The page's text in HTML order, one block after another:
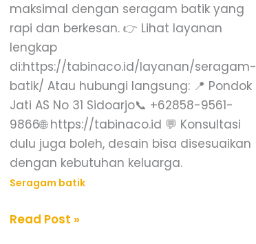
maksimal dengan seragam batik yang
rapi dan berkesan. 👉 Lihat layanan
lengkap
di:https://tabinaco.id/layanan/seragam-
batik/ Atau hubungi langsung: 📍 Pondok
Jati AS No 31 Sidoarjo📞 +62858-9561-
9866🌐 https://tabinaco.id 💬 Konsultasi
dulu juga boleh, desain bisa disesuaikan
dengan kebutuhan keluarga.
Seragam batik
Read Post »